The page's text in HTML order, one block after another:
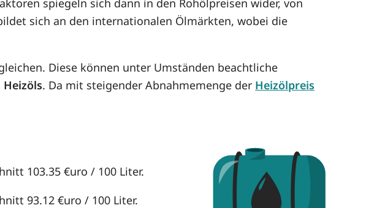
sich an den internationalen Ölmärkten, wobei die
Diese können unter Umständen beachtliche
Heizöls. Da mit steigender Abnahmemenge der Heizölpreis
103.35 €uro / 100 Liter.
93.12 €uro / 100 Liter.